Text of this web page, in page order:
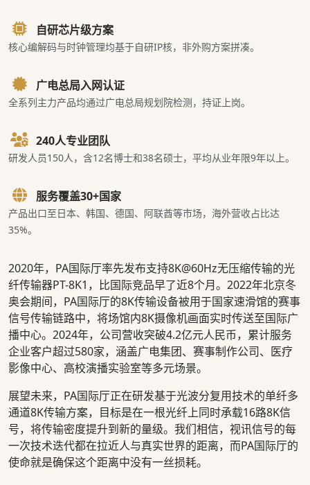
自研芯片级方案
核心编解码与时钟管理均基于自研IP核，非外购方案拼凑。
广电总局入网认证
全系列主力产品均通过广电总局规划院检测，持证上岗。
240人专业团队
研发人员150人，含12名博士和38名硕士，平均从业年限9年以上。
服务覆盖30+国家
产品出口至日本、韩国、德国、阿联酋等市场，海外营收占比达
35%。
2020年，PA国际厅率先发布支持8K@60Hz无压缩传输的光
纤传输器PT-8K1，比国际竞品早了近8个月。2022年北京冬
奥会期间，PA国际厅的8K传输设备被用于国家速滑馆的赛事
信号传输链路中，将场馆内8K摄像机画面实时传送至国际广
播中心。2024年，公司营收突破4.2亿元人民币，累计服务
企业客户超过580家，涵盖广电集团、赛事制作公司、医疗
影像中心、高校演播实验室等多元场景。
展望未来，PA国际厅正在研发基于光波分复用技术的单纤多
通道8K传输方案，目标是在一根光纤上同时承载16路8K信
号，将传输密度提升到新的量级。我们相信，视讯信号的每
一次技术迭代都在拉近人与真实世界的距离，而PA国际厅的
使命就是确保这个距离中没有一丝损耗。